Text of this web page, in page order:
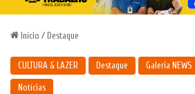
Início / Destaque
CULTURA & LAZER Destaque Galeria NEWS
Notícias